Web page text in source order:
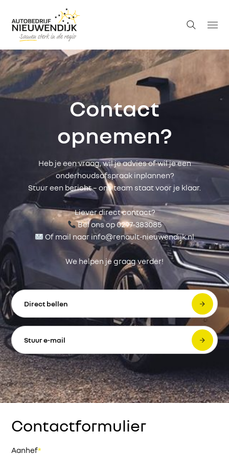
Contact
opnemen?
Heb je een vraag, wil je advies of wil je een
onderhoudsafspraak inplannen?
Stuur een bericht – ons team staat voor je klaar.
Liever direct contact?
Bel ons op 0297-383085
Of mail naar info@renault-nieuwendijk.nl
We helpen je graag verder!
Direct bellen
Stuur e-mail
Contactformulier
Aanhef*